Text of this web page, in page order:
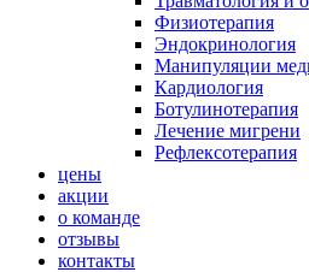
Физиотерапия
Эндокринология
Манипуляции
Кардиология
Ботулинотерапия
Лечение мигрени
Рефлексотерапия
цены
акции
о команде
отзывы
контакты